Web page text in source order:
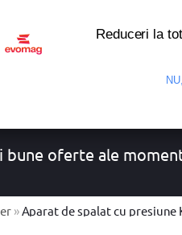
bune oferte ale
»Aparat de spalat cu presiune Karcher K 5 Power Control Flex Home eco!Booster, 20- max 145bar,
Reduceri la